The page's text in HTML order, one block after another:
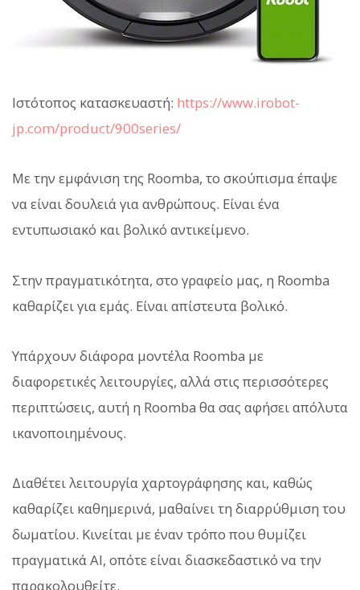
Ιστότοπος κατασκευαστή: https://www.irobot-
jp.com/product/900series/
Με την εμφάνιση της Roomba, το σκούπισμα έπαψε
να είναι δουλειά για ανθρώπους. Είναι ένα
εντυπωσιακό και βολικό αντικείμενο.
Στην πραγματικότητα, στο γραφείο μας, η Roomba
καθαρίζει για εμάς. Είναι απίστευτα βολικό.
Υπάρχουν διάφορα μοντέλα Roomba με
διαφορετικές λειτουργίες, αλλά στις περισσότερες
περιπτώσεις, αυτή η Roomba θα σας αφήσει απόλυτα
ικανοποιημένους.
Διαθέτει λειτουργία χαρτογράφησης και, καθώς
καθαρίζει καθημερινά, μαθαίνει τη διαρρύθμιση του
δωματίου. Κινείται με έναν τρόπο που θυμίζει
πραγματικά AI, οπότε είναι διασκεδαστικό να την
παρακολουθείτε.